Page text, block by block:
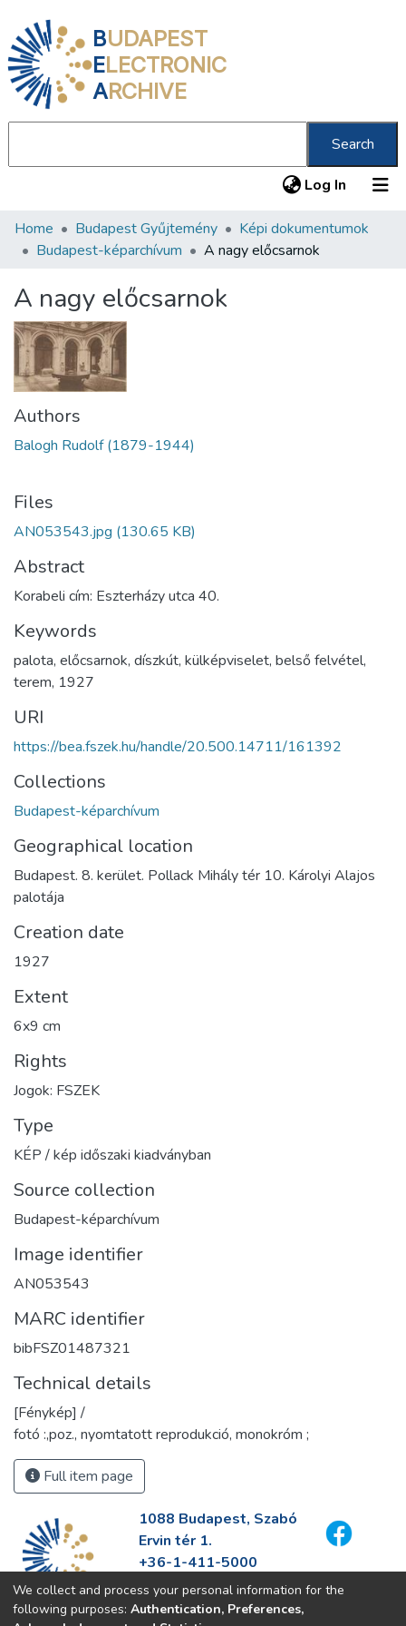
BUDAPEST
ELECTRONIC
ARCHIVE
Search
Log In (current)
Communities & Collections
Statistics
About us
Home Budapest Gyűjtemény
Képi dokumentumok
Budapest-képarchívum
A nagy előcsarnok
A nagy előcsarnok
Authors
Balogh Rudolf (1879-1944)
Files
AN053543.jpg (130.65 KB)
Abstract
Korabeli cím: Eszterházy utca 40.
Keywords
palota, előcsarnok, díszkút, külképviselet, belső felvétel,
terem, 1927
URI
https://bea.fszek.hu/handle/20.500.14711/161392
Collections
Budapest-képarchívum
Geographical location
Budapest. 8. kerület. Pollack Mihály tér 10. Károlyi Alajos
palotája
Creation date
1927
Extent
6x9 cm
Rights
Jogok: FSZEK
Type
KÉP / kép időszaki kiadványban
Source collection
Budapest-képarchívum
Image identifier
AN053543
MARC identifier
bibFSZ01487321
Technical details
[Fénykép] /
fotó :,poz., nyomtatott reprodukció, monokróm ;
Full item page
1088 Budapest, Szabó
Ervin tér 1.
+36-1-411-5000
info@fszek.hu
https://fszek.hu
We collect and process your personal information for the
following purposes: Authentication, Preferences,